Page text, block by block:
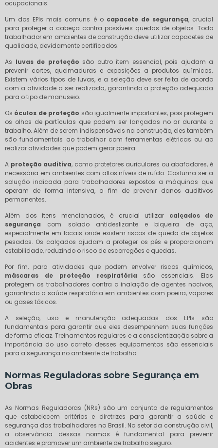
ocupacionais.
Um dos EPIs mais comuns é o capacete de segurança, crucial
para proteger a cabeça contra possíveis quedas de objetos. Todo
trabalhador em ambientes de construção deve utilizar capacetes de
qualidade, devidamente certificados.
As luvas de proteção são outro item essencial, pois ajudam a
prevenir cortes, queimaduras e exposições a produtos químicos.
Existem vários tipos de luvas, e a seleção deve ser feita de acordo
com a atividade a ser realizada, garantindo a proteção adequada
para o tipo de manuseio.
Os óculos de proteção são igualmente importantes, pois protegem
os olhos de partículas que podem ser lançadas no ar durante o
trabalho. Além de serem indispensáveis na construção, eles também
são fundamentais ao trabalhar com ferramentas elétricas ou ao
realizar atividades que podem gerar poeira.
A proteção auditiva, como protetores auriculares ou abafadores, é
necessária em ambientes com altos níveis de ruído. Costuma ser a
solução indicada para trabalhadores expostos a máquinas que
operam de forma intensiva, a fim de prevenir danos auditivos
permanentes.
Além dos itens mencionados, é crucial utilizar calçados de
segurança com solado antideslizante e biqueira de aço,
especialmente em locais onde existem riscos de queda de objetos
pesados. Os calçados ajudam a proteger os pés e proporcionam
estabilidade, reduzindo o risco de escorregões e quedas.
Por fim, para atividades que podem envolver riscos químicos,
máscaras de proteção respiratória são essenciais. Elas
protegem os trabalhadores contra a inalação de agentes nocivos,
garantindo a saúde respiratória em ambientes com poeira, vapores
ou gases tóxicos.
A seleção, uso e manutenção adequadas dos EPIs são
fundamentais para garantir que eles desempenhem suas funções
de forma eficaz. Treinamentos regulares e a conscientização sobre a
importância do uso correto desses equipamentos são essenciais
para a segurança no ambiente de trabalho.
Normas Reguladoras sobre Segurança em
Obras
As Normas Reguladoras (NRs) são um conjunto de regulamentos
que estabelecem critérios e diretrizes para garantir a saúde e
segurança dos trabalhadores no Brasil. No setor da construção civil,
a observância dessas normas é fundamental para prevenir
acidentes e promover um ambiente de trabalho seguro.